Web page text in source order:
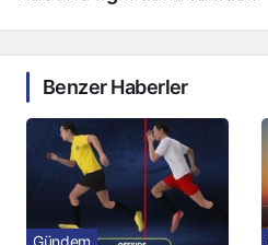
Benzer Haberler
Gündem